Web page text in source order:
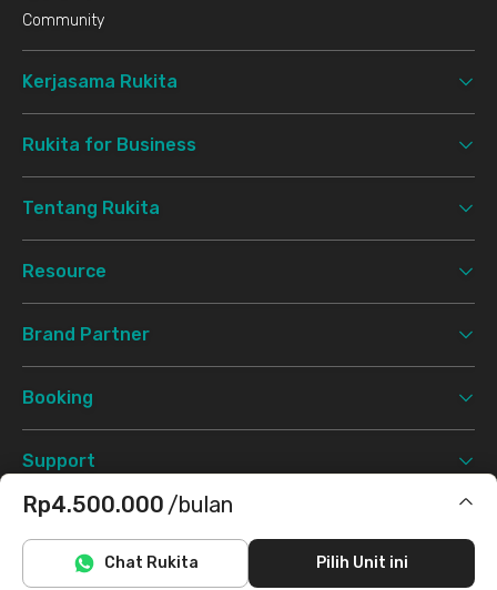
Rp4.500.000 /bulan
Termasuk IPL
Tidak termasuk internet/wifi, listrik, air
Chat Rukita Pilih Unit ini
Community
Kerjasama Rukita
Rukita for Business
Tentang Rukita
Resource
Brand Partner
Booking
Support
©2026 Rukita. All rights reserved.
InstagramTwitter TikTok